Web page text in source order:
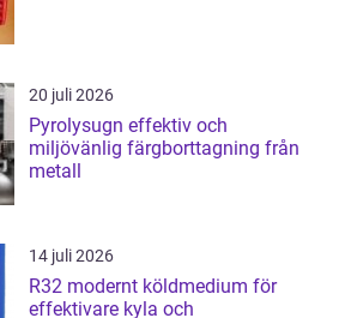
20 juli 2026
Pyrolysugn effektiv och
miljövänlig färgborttagning från
metall
14 juli 2026
R32 modernt köldmedium för
effektivare kyla och